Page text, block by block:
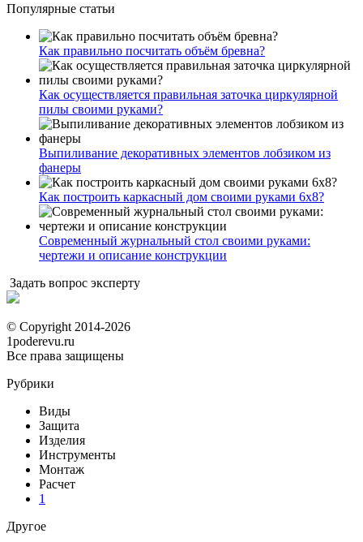
Популярные статьи
Как правильно посчитать объём бревна?
Как осуществляется правильная заточка циркулярной
пилы своими руками?
Выпиливание декоративных элементов лобзиком из
фанеры
Как построить каркасный дом своими руками 6х8?
Современный журнальный стол своими руками:
чертежи и описание конструкции
Задать вопрос эксперту
© Copyright 2014-2026
1poderevu.ru
Все права защищены
Рубрики
Виды
Защита
Изделия
Инструменты
Монтаж
Расчет
1
Другое